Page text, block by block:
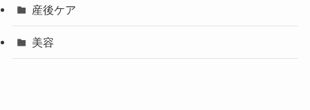
産後ケア
美容